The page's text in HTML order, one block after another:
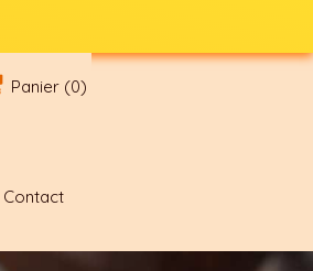
Panier (0)
Contact